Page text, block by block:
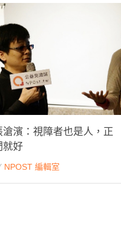
滄濱：視障者也是人，正
就好
NPOST 編輯室